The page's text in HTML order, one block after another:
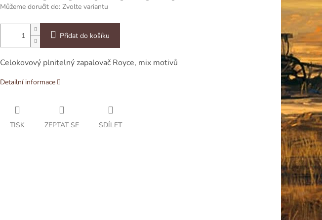
Můžeme doručit do: Zvolte variantu
Přidat do košíku
Celokovový plnitelný zapalovač Royce, mix motivů
Detailní informace
TISK ZEPTAT SE SDÍLET